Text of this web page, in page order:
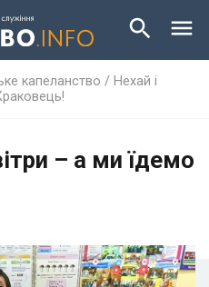
капеланство / Нехай і
– а ми їдемо